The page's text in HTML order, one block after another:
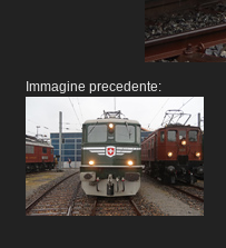
Immagine precedente: